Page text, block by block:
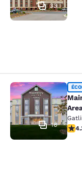
33
MainStay
16
4.27